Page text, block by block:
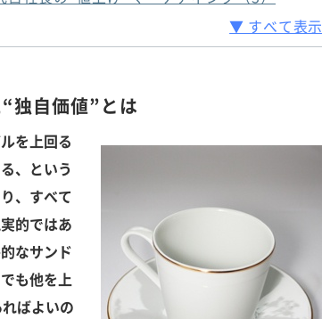
▼ すべて表示
独自価値”とは
を上回る
、という
、すべて
的ではあ
なサンド
も他を上
ばよいの